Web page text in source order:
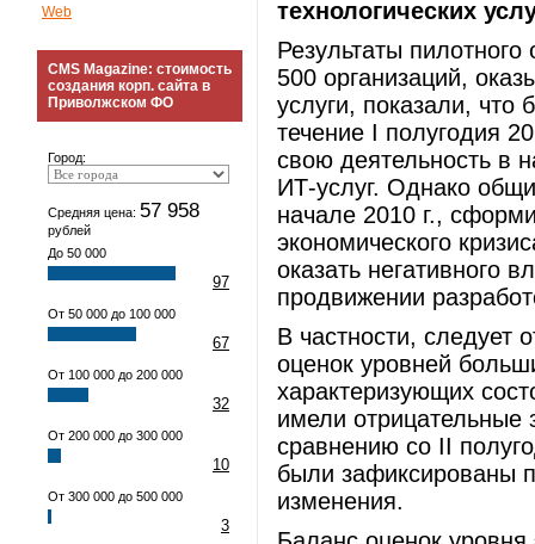
Web
CMS Magazine: стоимость
создания корп. сайта в
Приволжском ФО
Город:
Средняя цена: 57 958
рублей
До 50 000
97
От 50 000 до 100 000
67
От 100 000 до 200 000
32
От 200 000 до 300 000
10
От 300 000 до 500 000
3
технологических
Результаты
500 организаций,
услуги, показали,
течение I полугодия
свою деятельность в
ИТ-услуг. Однако
начале 2010 г.,
экономического
оказать негативного
продвижении
В частности, следует
оценок уровней
характеризующих
имели
сравнению со II
были зафиксированы
изменения.